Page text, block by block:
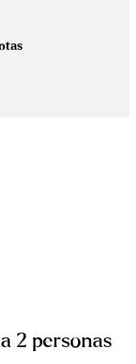
2 personas